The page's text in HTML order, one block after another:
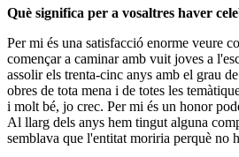
Què significa per a vosaltres haver
Per mi és una satisfacció enorme veure
començar a caminar amb vuit joves a
assolir els trenta-cinc anys amb el grau
obres de tota mena i de totes les
i molt bé, jo crec. Per mi és un honor
Al llarg dels anys hem tingut alguna
semblava que l'entitat moriria perquè no